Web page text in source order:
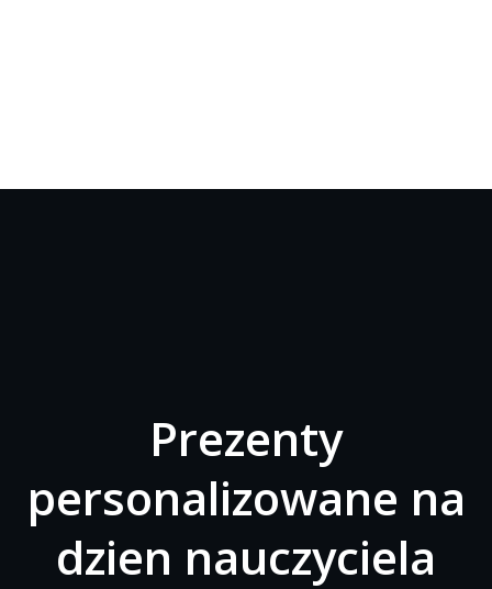
Prezenty
personalizowane na
dzien nauczyciela